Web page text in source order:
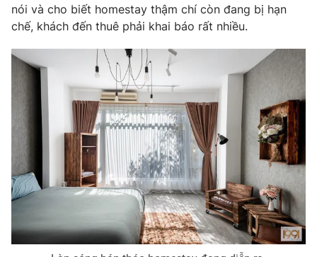
Liên hệ tòa soạn English
THỜI BÁO VTV
Theo dõi báo trên
Cơ quan chủ quản: Đài Truyền hình Việt Nam
Cơ quan báo chí:Thời báo VTV
Giấy phép hoạt động báo in và báo điện tử số 483/GP-BTTTT
cấp ngày 29/12/2023
Tổng Biên tập:Vũ Thanh Thủy
nói và cho biết homestay thậm chí còn đang bị hạn
chế, khách đến thuê phải khai báo rất nhiều.